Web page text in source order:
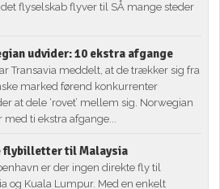
flyselskab flyver til SÅ mange steder
udvider: 10 ekstra afgange
Transavia meddelt, at de trækker sig fra
marked førend konkurrenter
at dele ‘rovet’ mellem sig. Norwegian
med ti ekstra afgange...
flybilletter til Malaysia
er der ingen direkte fly til
og Kuala Lumpur. Med en enkelt